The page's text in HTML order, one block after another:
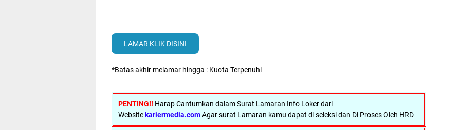
LAMAR KLIK DISINI
*Batas akhir melamar hingga : Kuota Terpenuhi
PENTING!! Harap Cantumkan dalam Surat Lamaran Info Loker dari
Website kariermedia.comAgar surat Lamaran kamu dapat di seleksi dan Di Proses Oleh HRD